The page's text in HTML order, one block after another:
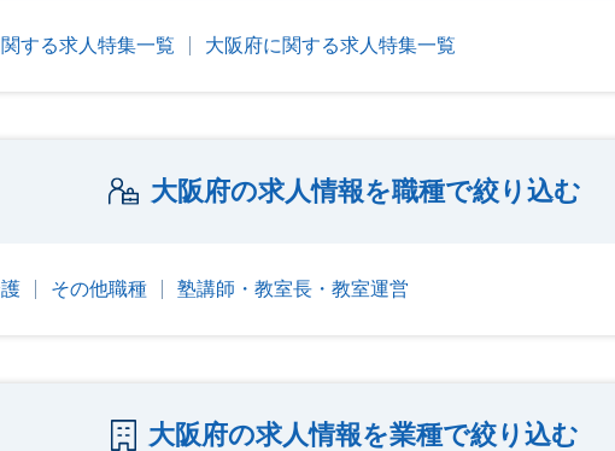
する求人特集一覧 大阪府に関する求人特集一覧
大阪府の求人情報を職種で絞り込む
その他職種 塾講師・教室長・教室運営
大阪府の求人情報を業種で絞り込む